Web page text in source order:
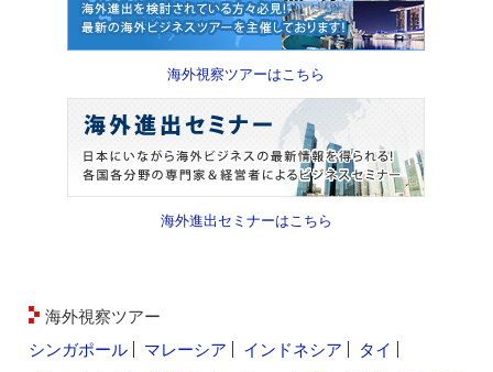
海外視察ツアーはこちら
海外進出セミナーはこちら
海外視察ツアー
シンガポール
マレーシア インドネシア
タイ